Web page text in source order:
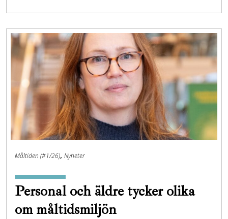
Måltiden (#1/26), Nyheter
Personal och äldre tycker olika
om måltidsmiljön